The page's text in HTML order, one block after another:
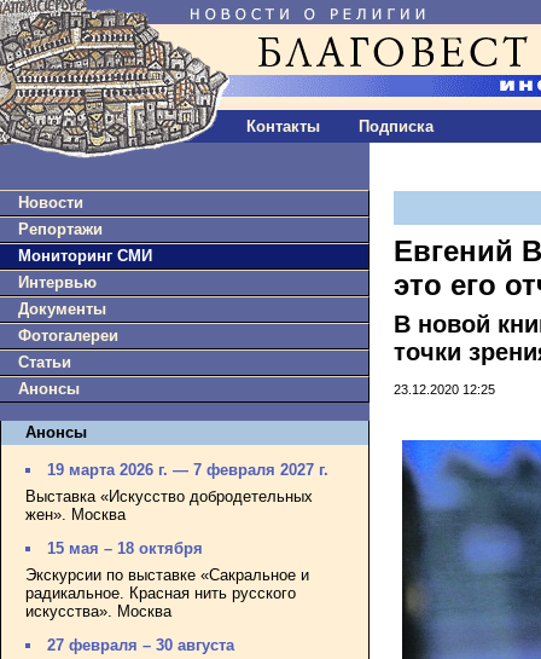
Контакты Подписка
Новости
Репортажи
Мониторинг СМИ
Интервью
Документы
Фотогалереи
Статьи
Анонсы
Анонсы
19 марта 2026 г. — 7 февраля 2027 г.
Выставка «Искусство добродетельных
жен». Москва
15 мая – 18 октября
Экскурсии по выставке «Сакральное и
радикальное. Красная нить русского
искусства». Москва
27 февраля – 30 августа
Евгений
это его
В новой
точки
23.12.2020 12:25